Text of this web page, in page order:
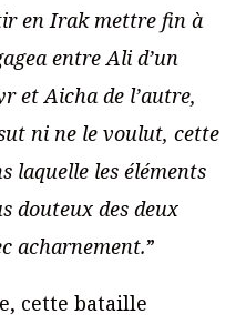
en Irak mettre fin à
entre Ali d’un
et Aicha de l’autre,
ni ne le voulut, cette
laquelle les éléments
douteux des deux
acharnement.”
cette bataille